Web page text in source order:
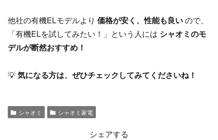
他社の有機ELモデルより 価格が安く、性能も良いので、
「有機ELを試してみたい！」という人には シャオミのモ
デルが断然おすすめ！
💡気になる方は、ぜひチェックしてみてくださいね！
シャオミ シャオミ家電
シェアする